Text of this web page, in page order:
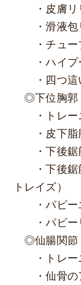
・皮膚リ
・滑液包
・チュー
・ハイプ
・四つ這
◎下位胸郭
・トレー
・皮下脂
・下後鋸
・下後鋸
トレイズ）
・パピー
・パピー
◎仙腸関節
・トレー
・仙骨の